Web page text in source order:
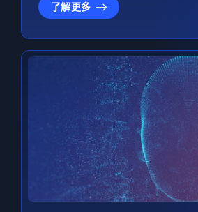
了解更多